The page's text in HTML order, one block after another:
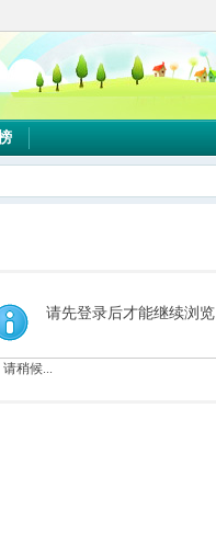
请先登录后才能继续浏览
请稍候...